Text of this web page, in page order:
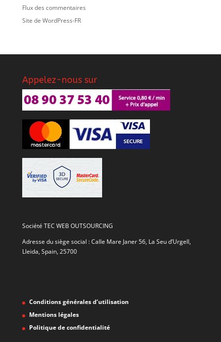
Flux des commentaires
Site de WordPress-FR
Appelez-nous sur
Société TEC WEB OUTSOURCING
Adresse du siège social : Calle Mare Janer 56, La Seu d’Urgell,
Lleida, Spain, 25700
Conditions générales d’utilisation
Mentions légales
Politique de confidentialité